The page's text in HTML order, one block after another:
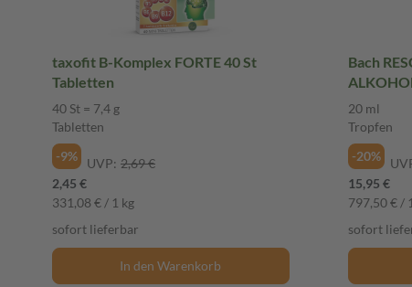
taxofit B-Komplex FORTE 40 St
Tabletten
40 St = 7,4 g
Tabletten
-9%
UVP: 2,69 €
2,45 €
331,08 € / 1 kg
sofort lieferbar
In den Warenkorb
Bach
20 ml
Tropfen
-20%
15,95 €
797,50 € /
sofort